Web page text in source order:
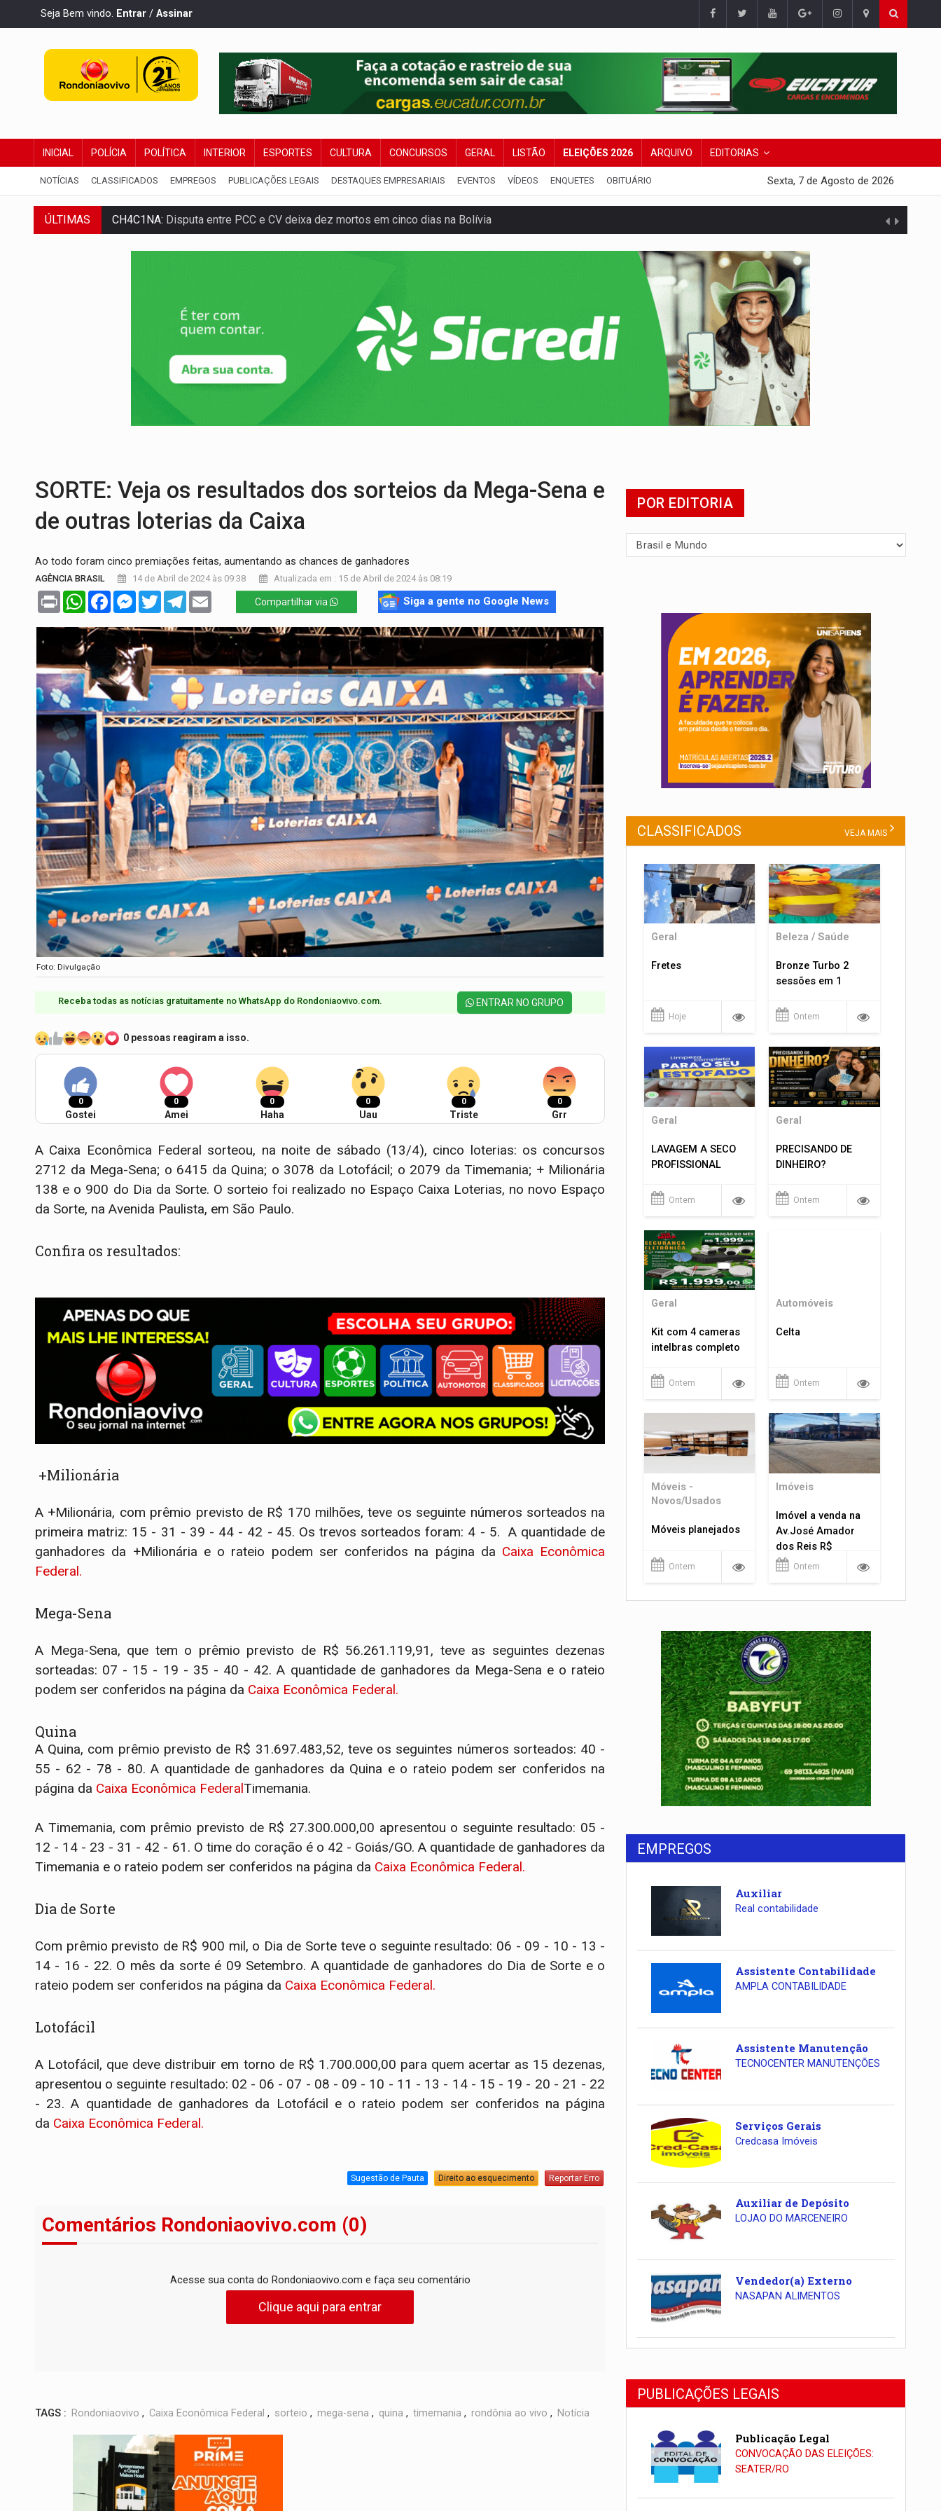
Seja Bem vindo. Entrar / Assinar
INICIAL POLÍCIA POLÍTICA INTERIOR ESPORTES CULTURA CONCURSOS GERAL LISTÃO ELEIÇÕES 2026 ARQUIVO EDITORIAS
NOTÍCIAS CLASSIFICADOS EMPREGOS PUBLICAÇÕES LEGAIS DESTAQUES EMPRESARIAIS EVENTOS VÍDEOS ENQUETES OBITUÁRIO Sexta, 7 de Agosto de 2026
ÚLTIMAS IMUNIZAÇÃO:Prefeitura inicia campanha de multivacinação para crianças e adolescentes
QUIRINUS:Draco faz operação para prender faccionados que atacaram provedores de internet
SUPER EL NIÑO: Trabalho inédito vai garantir água potável para comunidades do Baixo Madeira
FAMÍLIA MORREU:Identificadas as cinco vítimas de acidente na BR-364, entre elas uma criança
BRASIL CONTRA O CRIME:Acusado de guardar armas de facção é preso com revólveres e espingardas
TRAGÉDIA: Sobe para cinco o número de mortos em colisão entre carreta e Fiat Uno na BR-364
TRANSPORTE DE ARROZ: MPF assegura cumprimento da legislação sobre transporte de cargas por empresa
SORTE: Veja os resultados dos sorteios da Mega-Sena e
de outras loterias da Caixa
Ao todo foram cinco premiações feitas, aumentando as chances de ganhadores
AGÊNCIA BRASIL 14 de Abril de 2024 às 09:38 Atualizada em : 15 de Abril de 2024 às 08:19
Print WhatsAppFacebookMessenger
TwitterTelegram Compartilhar via Siga a gente no Google News
Foto: Divulgação
Receba todas as notícias gratuitamente no WhatsApp do Rondoniaovivo.com.​ ENTRAR NO GRUPO
0 pessoas reagiram a isso.
0
Gostei
0
Amei
0
Haha
0
Uau
0
Triste
0
Grr
A Caixa Econômica Federal sorteou, na noite de sábado (13/4), cinco loterias: os concursos
2712 da Mega-Sena; o 6415 da Quina; o 3078 da Lotofácil; o 2079 da Timemania; + Milionária
138 e o 900 do Dia da Sorte. O sorteio foi realizado no Espaço Caixa Loterias, no novo Espaço
da Sorte, na Avenida Paulista, em São Paulo.
Confira os resultados:
+Milionária
A +Milionária, com prêmio previsto de R$ 170 milhões, teve os seguinte números sorteados na
primeira matriz: 15 - 31 - 39 - 44 - 42 - 45. Os trevos sorteados foram: 4 - 5. A quantidade de
ganhadores da +Milionária e o rateio podem ser conferidos na página da Caixa Econômica
Federal.
Mega-Sena
A Mega-Sena, que tem o prêmio previsto de R$ 56.261.119,91, teve as seguintes dezenas
sorteadas: 07 - 15 - 19 - 35 - 40 - 42. A quantidade de ganhadores da Mega-Sena e o rateio
podem ser conferidos na página da Caixa Econômica Federal.
Quina
A Quina, com prêmio previsto de R$ 31.697.483,52, teve os seguintes números sorteados: 40 -
55 - 62 - 78 - 80. A quantidade de ganhadores da Quina e o rateio podem ser conferidos na
página da Caixa Econômica FederalTimemania.
A Timemania, com prêmio previsto de R$ 27.300.000,00 apresentou o seguinte resultado: 05 -
12 - 14 - 23 - 31 - 42 - 61. O time do coração é o 42 - Goiás/GO. A quantidade de ganhadores da
Timemania e o rateio podem ser conferidos na página da Caixa Econômica Federal.
Dia de Sorte
Com prêmio previsto de R$ 900 mil, o Dia de Sorte teve o seguinte resultado: 06 - 09 - 10 - 13 -
14 - 16 - 22. O mês da sorte é 09 Setembro. A quantidade de ganhadores do Dia de Sorte e o
rateio podem ser conferidos na página da Caixa Econômica Federal.
Lotofácil
A Lotofácil, que deve distribuir em torno de R$ 1.700.000,00 para quem acertar as 15 dezenas,
apresentou o seguinte resultado: 02 - 06 - 07 - 08 - 09 - 10 - 11 - 13 - 14 - 15 - 19 - 20 - 21 - 22
- 23. A quantidade de ganhadores da Lotofácil e o rateio podem ser conferidos na página
da Caixa Econômica Federal.
Sugestão de Pauta Direito ao esquecimento Reportar Erro
Comentários Rondoniaovivo.com (0)
Acesse sua conta do Rondoniaovivo.com e faça seu comentário
Clique aqui para entrar
TAGS : Rondoniaovivo , Caixa Econômica Federal , sorteio , mega-sena , quina , timemania , rondônia ao vivo , Notícia
POR EDITORIA
CLASSIFICADOS VEJA MAIS
Geral
Fretes
Hoje
Beleza / Saúde
Bronze Turbo 2
sessões em 1
Ontem
Geral
LAVAGEM A SECO
PROFISSIONAL
Ontem
Geral
PRECISANDO DE
DINHEIRO?
Ontem
Geral
Kit com 4 cameras
intelbras completo
Ontem
Automóveis
Celta
Ontem
Móveis -
Novos/Usados
Móveis planejados
Ontem
Imóveis
Imóvel a venda na
Av.José Amador
dos Reis R$
1.400.000
Ontem
EMPREGOS
Auxiliar
Real contabilidade
Assistente Contabilidade
AMPLA CONTABILIDADE
Assistente Manutenção
TECNOCENTER MANUTENÇÕES
Serviços Gerais
Credcasa Imóveis
Auxiliar de Depósito
LOJAO DO MARCENEIRO
Vendedor(a) Externo
NASAPAN ALIMENTOS
PUBLICAÇÕES LEGAIS
Publicação Legal
CONVOCAÇÃO DAS ELEIÇÕES:
SEATER/RO